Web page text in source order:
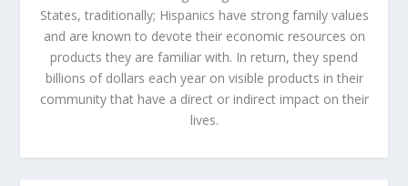
States, traditionally; Hispanics have strong family values
and are known to devote their economic resources on
products they are familiar with. In return, they spend
billions of dollars each year on visible products in their
community that have a direct or indirect impact on their
lives.